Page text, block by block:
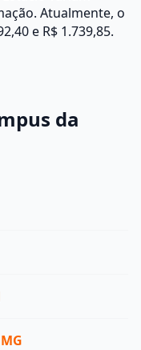
Atualmente, o
e R$ 1.739,85.
da